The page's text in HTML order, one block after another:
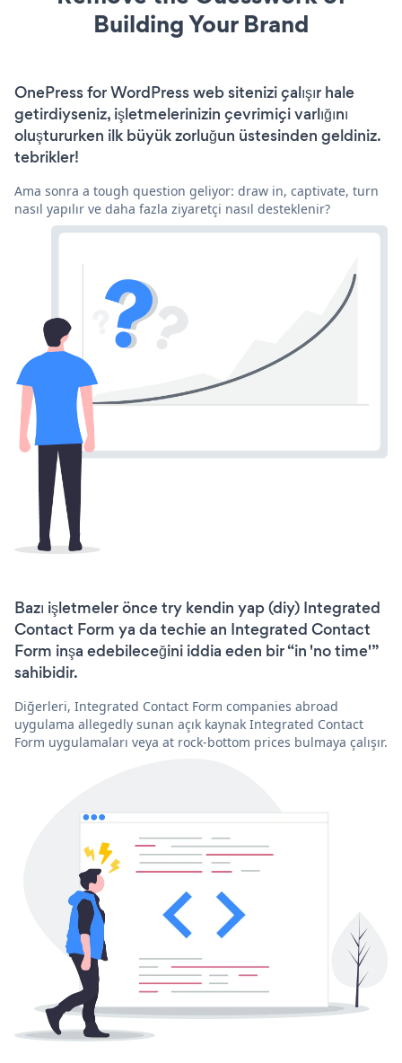
Building Your Brand
OnePress for WordPress web sitenizi çalışır hale
getirdiyseniz, işletmelerinizin çevrimiçi varlığını
oluştururken ilk büyük zorluğun üstesinden geldiniz.
tebrikler!
Ama sonra a tough question geliyor: draw in, captivate, turn
nasıl yapılır ve daha fazla ziyaretçi nasıl desteklenir?
Bazı işletmeler önce try kendin yap (diy) Integrated
Contact Form ya da techie an Integrated Contact
Form inşa edebileceğini iddia eden bir “in 'no time'”
sahibidir.
Diğerleri, Integrated Contact Form companies abroad
uygulama allegedly sunan açık kaynak Integrated Contact
Form uygulamaları veya at rock-bottom prices bulmaya çalışır.